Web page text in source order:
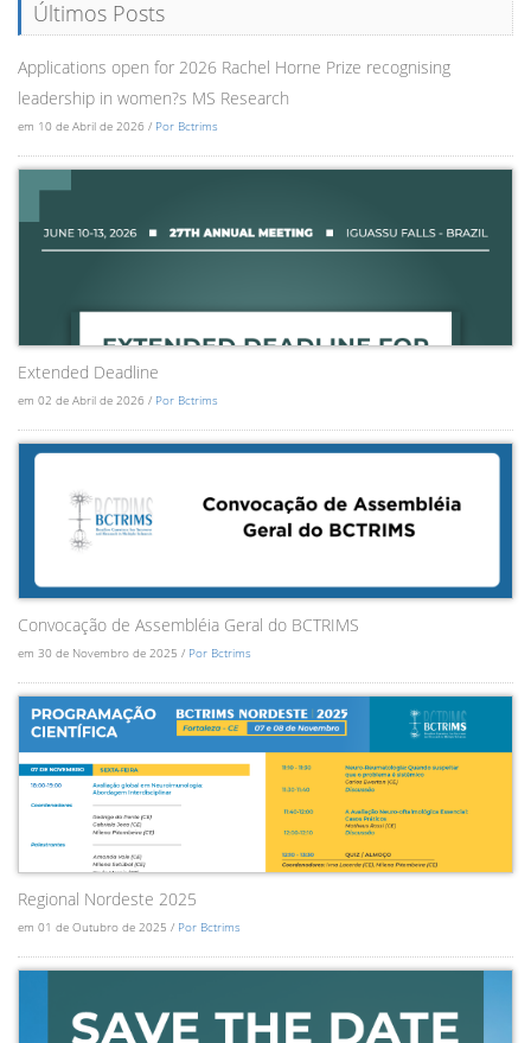
Últimos Posts
Applications open for 2026 Rachel Horne Prize recognising
leadership in women?s MS Research
em 10 de Abril de 2026 / Por Bctrims
Extended Deadline
em 02 de Abril de 2026 / Por Bctrims
Convocação de Assembléia Geral do BCTRIMS
em 30 de Novembro de 2025 / Por Bctrims
Regional Nordeste 2025
em 01 de Outubro de 2025 / Por Bctrims